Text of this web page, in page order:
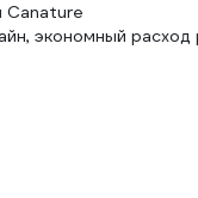
Canature
экономный